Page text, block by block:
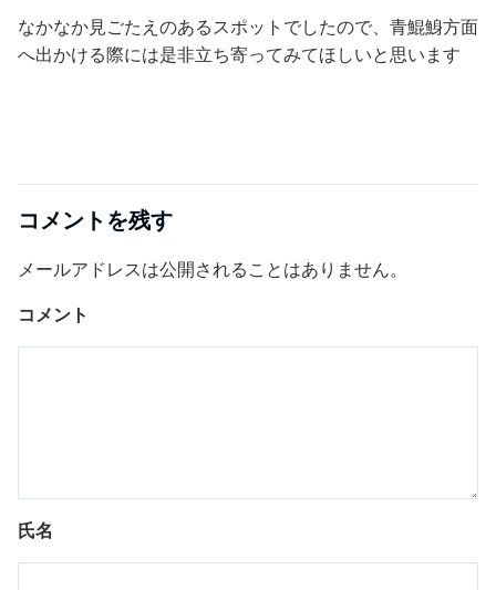
なかなか見ごたえのあるスポットでしたので、青鯤鯓方面
へ出かける際には是非立ち寄ってみてほしいと思います
コメントを残す
メールアドレスは公開されることはありません。
コメント
氏名